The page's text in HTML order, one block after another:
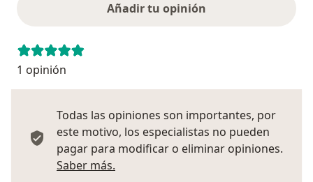
Añadir tu opinión
1 opinión
Todas las opiniones son importantes, por
este motivo, los especialistas no pueden
pagar para modificar o eliminar opiniones.
Saber más.